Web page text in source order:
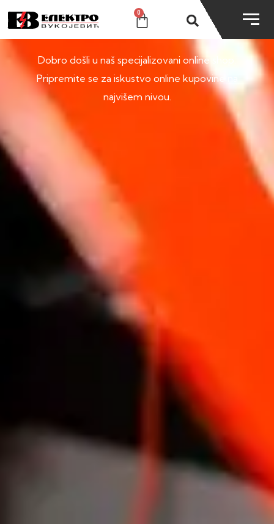
0
SHOP
Dobro došli u naš specijalizovani online shop.
Pripremite se za iskustvo online kupovine na
najvišem nivou.